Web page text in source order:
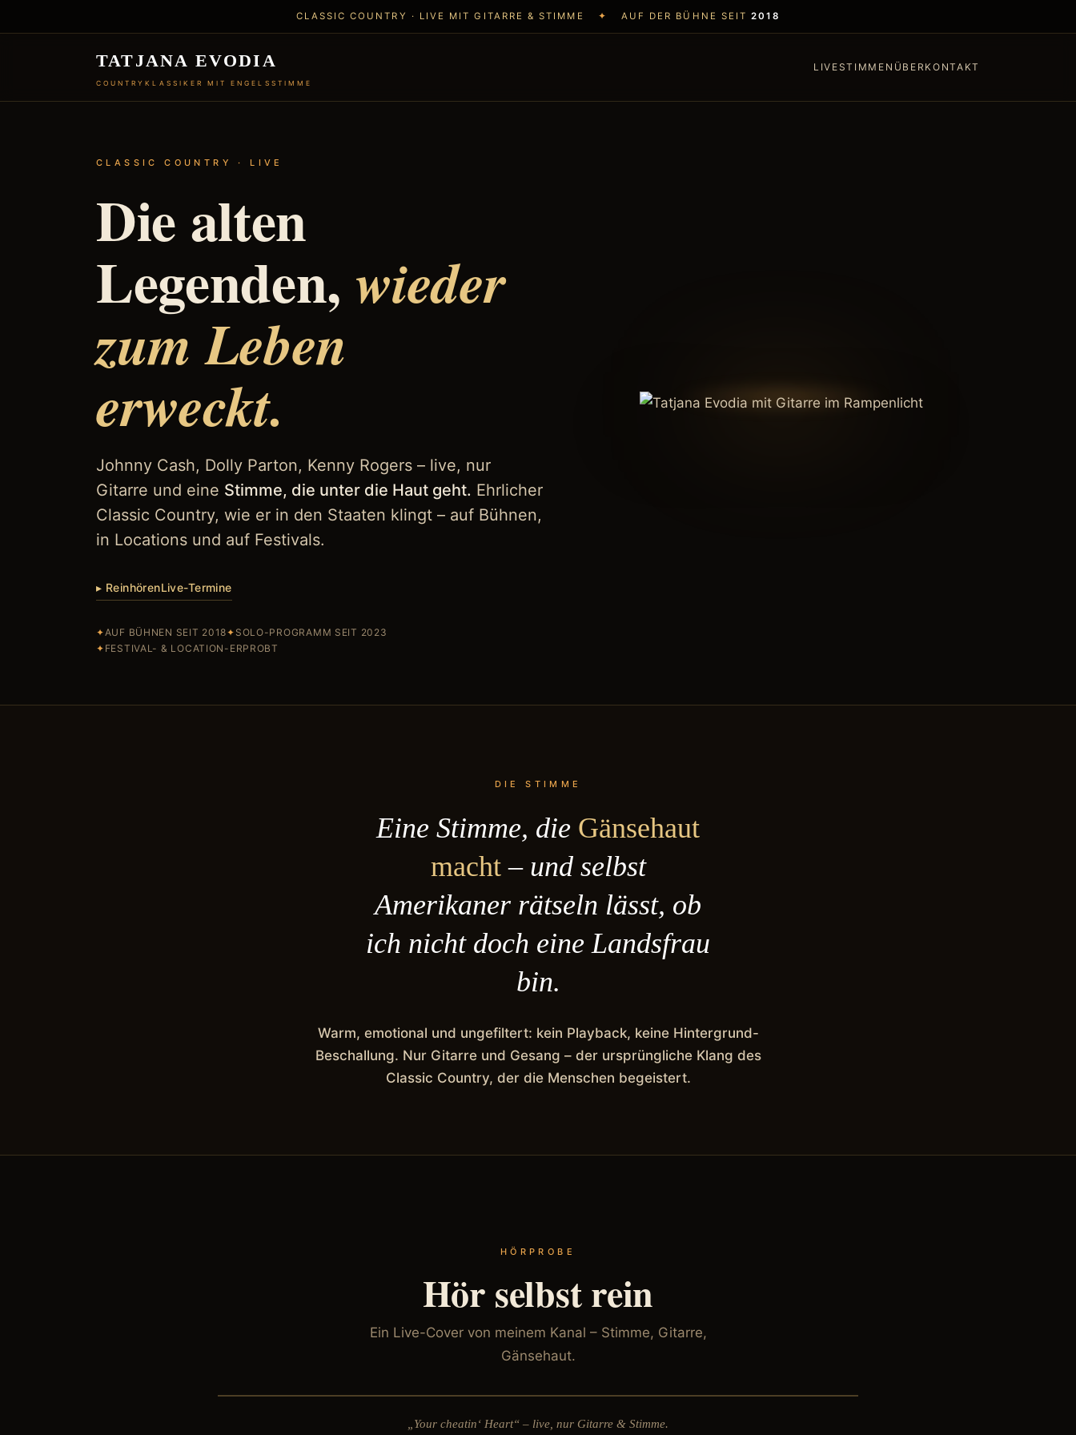
CLASSIC COUNTRY · LIVE MIT GITARRE & STIMME ✦ AUF DER BÜHNE SEIT2018
TATJANA EVODIA
COUNTRYKLASSIKER MIT ENGELSSTIMME
LIVESTIMMEN ÜBER KONTAKT
CLASSIC COUNTRY · LIVE
Die alten
Legenden, wieder
zum Leben
erweckt.
Johnny Cash, Dolly Parton, Kenny Rogers – live, nur
Gitarre und eine Stimme, die unter die Haut geht. Ehrlicher
Classic Country, wie er in den Staaten klingt – auf Bühnen,
in Locations und auf Festivals.
▸ ReinhörenLive-Termine
✦AUF BÜHNEN SEIT 2018✦ SOLO-PROGRAMM SEIT 2023
✦ FESTIVAL- & LOCATION-ERPROBT
DIE STIMME
Eine Stimme, die Gänsehaut
macht– und selbst
Amerikaner rätseln lässt, ob
ich nicht doch eine Landsfrau
bin.
Warm, emotional und ungefiltert: kein Playback, keine Hintergrund-
Beschallung. Nur Gitarre und Gesang – der ursprüngliche Klang des
Classic Country, der die Menschen begeistert.
HÖRPROBE
Hör selbst rein
Ein Live-Cover von meinem Kanal – Stimme, Gitarre,
Gänsehaut.
„Your cheatin‘ Heart“ – live, nur Gitarre & Stimme.